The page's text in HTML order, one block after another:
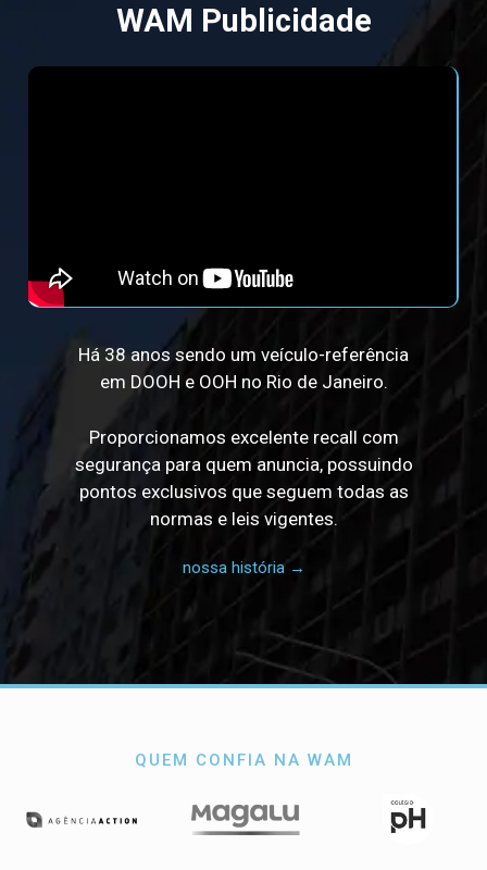
WAM Publicidade
Há 38 anos sendo um veículo-referência
em DOOH e OOH no Rio de Janeiro.
Proporcionamos excelente recall com
segurança para quem anuncia, possuindo
pontos exclusivos que seguem todas as
normas e leis vigentes.
nossa história →
QUEM CONFIA NA WAM